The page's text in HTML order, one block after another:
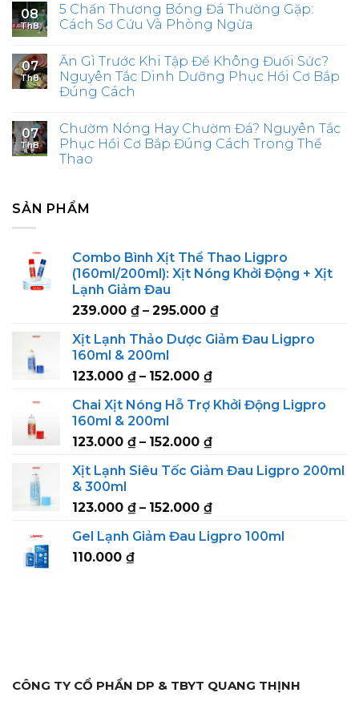
08
Th8
5 Chấn Thương Bóng Đá Thường Gặp:
Cách Sơ Cứu Và Phòng Ngừa
07
Th8
Ăn Gì Trước Khi Tập Để Không Đuối Sức?
Nguyên Tắc Dinh Dưỡng Phục Hồi Cơ Bắp
Đúng Cách
07
Th8
Chườm Nóng Hay Chườm Đá? Nguyên Tắc
Phục Hồi Cơ Bắp Đúng Cách Trong Thể
Thao
SẢN PHẨM
Combo Bình Xịt Thể Thao Ligpro
(160ml/200ml): Xịt Nóng Khởi Động + Xịt
Lạnh Giảm Đau
239.000 ₫ – 295.000 ₫Price
239.000 ₫
Xịt Lạnh Thảo Dược Giảm Đau Ligpro
160ml & 200ml
123.000 ₫ – 152.000 ₫Price
123.000 ₫
152.000 ₫
Chai Xịt Nóng Hỗ Trợ Khởi Động Ligpro
160ml & 200ml
123.000 ₫ – 152.000 ₫Price
123.000 ₫
152.000 ₫
Xịt Lạnh Siêu Tốc Giảm Đau Ligpro 200ml
& 300ml
123.000 ₫ – 152.000 ₫Price
123.000 ₫
Gel Lạnh Giảm Đau Ligpro 100ml
110.000 ₫
CÔNG TY CỔ PHẦN DP & TBYT QUANG THỊNH